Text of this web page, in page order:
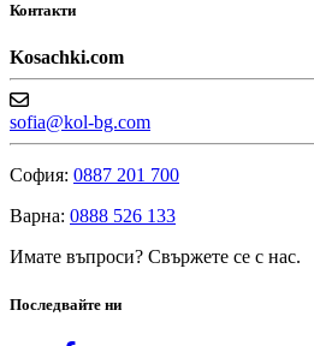
Контакти
Kosachki.com
sofia@kol-bg.com
София: 0887 201 700
Варна: 0888 526 133
Имате въпроси? Свържете се с нас.
Последвайте ни